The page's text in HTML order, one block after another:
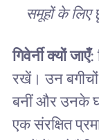
समूहों के
गिवेर्नी क्यों जाएँ:
रखें। उन
बनीं और उनके
एक संरक्षित